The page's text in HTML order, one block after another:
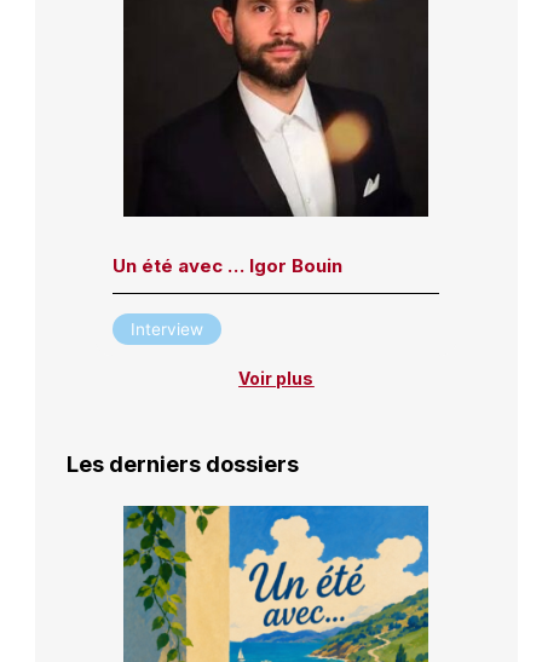
Un été avec … Igor Bouin
Interview
Voir plus
Les derniers dossiers